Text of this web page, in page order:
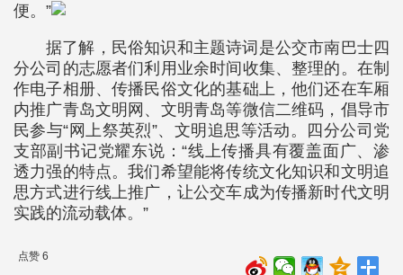
便。”
据了解，民俗知识和主题诗词是公交市南巴士四
分公司的志愿者们利用业余时间收集、整理的。在制
作电子相册、传播民俗文化的基础上，他们还在车厢
内推广青岛文明网、文明青岛等微信二维码，倡导市
民参与“网上祭英烈”、文明追思等活动。四分公司党
支部副书记党耀东说：“线上传播具有覆盖面广、渗
透力强的特点。我们希望能将传统文化知识和文明追
思方式进行线上推广，让公交车成为传播新时代文明
实践的流动载体。”
点赞 6